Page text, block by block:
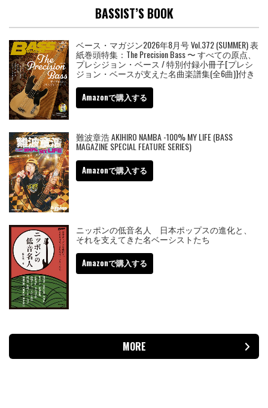
BASSIST’S BOOK
ベース・マガジン2026年8月号 Vol.372 (SUMMER) 表
紙巻頭特集：The Precision Bass 〜 すべての原点、
プレシジョン・ベース / 特別付録小冊子[プレシ
ジョン・ベースが支えた名曲楽譜集(全6曲)]付き
Amazonで購入する
難波章浩 AKIHIRO NAMBA -100% MY LIFE (BASS
MAGAZINE SPECIAL FEATURE SERIES)
Amazonで購入する
ニッポンの低音名人 日本ポップスの進化と、
それを支えてきた名ベーシストたち
Amazonで購入する
MORE